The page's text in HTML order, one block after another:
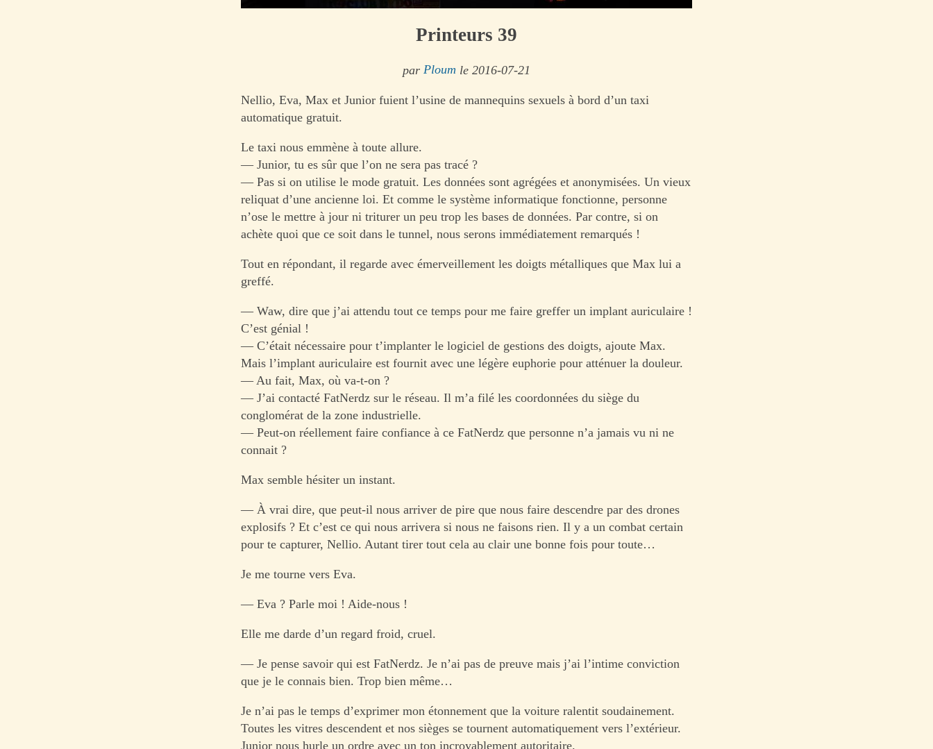
Printeurs 39
par Ploum le 2016-07-21
Nellio, Eva, Max et Junior fuient l’usine de mannequins sexuels à bord d’un taxi
automatique gratuit.
Le taxi nous emmène à toute allure.
— Junior, tu es sûr que l’on ne sera pas tracé ?
— Pas si on utilise le mode gratuit. Les données sont agrégées et anonymisées. Un vieux
reliquat d’une ancienne loi. Et comme le système informatique fonctionne, personne
n’ose le mettre à jour ni triturer un peu trop les bases de données. Par contre, si on
achète quoi que ce soit dans le tunnel, nous serons immédiatement remarqués !
Tout en répondant, il regarde avec émerveillement les doigts métalliques que Max lui a
greffé.
— Waw, dire que j’ai attendu tout ce temps pour me faire greffer un implant auriculaire !
C’est génial !
— C’était nécessaire pour t’implanter le logiciel de gestions des doigts, ajoute Max.
Mais l’implant auriculaire est fournit avec une légère euphorie pour atténuer la douleur.
— Au fait, Max, où va-t-on ?
— J’ai contacté FatNerdz sur le réseau. Il m’a filé les coordonnées du siège du
conglomérat de la zone industrielle.
— Peut-on réellement faire confiance à ce FatNerdz que personne n’a jamais vu ni ne
connait ?
Max semble hésiter un instant.
— À vrai dire, que peut-il nous arriver de pire que nous faire descendre par des drones
explosifs ? Et c’est ce qui nous arrivera si nous ne faisons rien. Il y a un combat certain
pour te capturer, Nellio. Autant tirer tout cela au clair une bonne fois pour toute…
Je me tourne vers Eva.
— Eva ? Parle moi ! Aide-nous !
Elle me darde d’un regard froid, cruel.
— Je pense savoir qui est FatNerdz. Je n’ai pas de preuve mais j’ai l’intime conviction
que je le connais bien. Trop bien même…
Je n’ai pas le temps d’exprimer mon étonnement que la voiture ralentit soudainement.
Toutes les vitres descendent et nos sièges se tournent automatiquement vers l’extérieur.
Junior nous hurle un ordre avec un ton incroyablement autoritaire.